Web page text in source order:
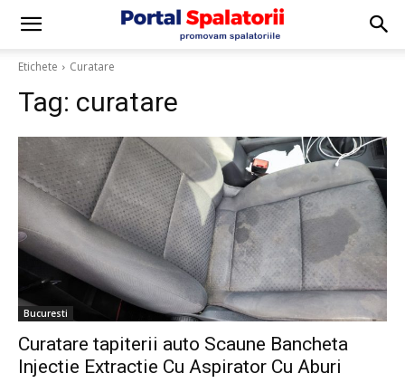
Etichete Curatare
Tag: curatare
Bucuresti
Curatare tapiterii auto Scaune Bancheta
Injectie Extractie Cu Aspirator Cu Aburi